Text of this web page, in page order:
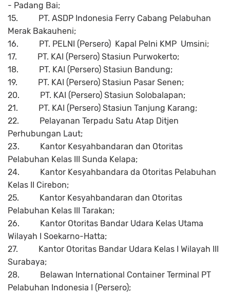
- Padang Bai;
15.
PT. ASDP Indonesia Ferry Cabang Pelabuhan
Merak Bakauheni;
16.
PT. PELNI (Persero) Kapal Pelni KMP Umsini;
17.
PT. KAI (Persero) Stasiun Purwokerto;
18.
PT. KAI (Persero) Stasiun Bandung;
19.
PT. KAI (Persero) Stasiun Pasar Senen;
20.
PT. KAI (Persero) Stasiun Solobalapan;
21.
PT. KAI (Persero) Stasiun Tanjung Karang;
22.
Pelayanan Terpadu Satu Atap Ditjen
Perhubungan Laut;
23.
Kantor Kesyahbandaran dan Otoritas
Pelabuhan Kelas III Sunda Kelapa;
24.
Kantor Kesyahbandara da Otoritas Pelabuhan
Kelas II Cirebon;
25.
Kantor Kesyahbandaran dan Otoritas
Pelabuhan Kelas III Tarakan;
26.
Kantor Otoritas Bandar Udara Kelas Utama
Wilayah I Soekarno-Hatta;
27.
Kantor Otoritas Bandar Udara Kelas I Wilayah III
Surabaya;
28.
Belawan International Container Terminal PT
Pelabuhan Indonesia I (Persero);